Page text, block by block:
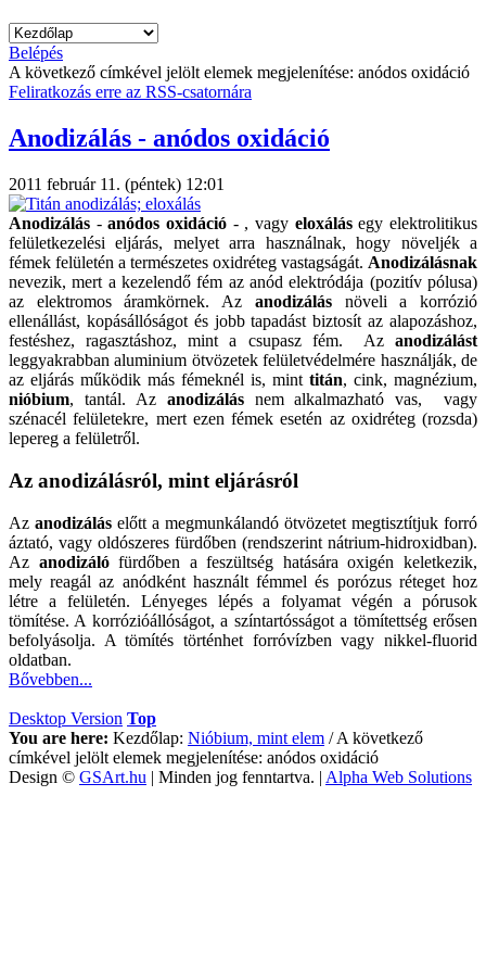
Belépés
A következő címkével jelölt elemek megjelenítése: anódos oxidáció
Feliratkozás erre az RSS-csatornára
Anodizálás - anódos oxidáció
2011 február 11. (péntek) 12:01
Anodizálás -anódos oxidáció - , vagy eloxálásegy elektrolitikus
felületkezelési eljárás, melyet arra használnak, hogy növeljék a
fémek felületén a természetes oxidréteg vastagságát. Anodizálásnak
nevezik, mert a kezelendő fém az anód elektródája (pozitív pólusa)
az elektromos áramkörnek. Az anodizálásnöveli a korrózió
ellenállást, kopásállóságot és jobb tapadást biztosít az alapozáshoz,
festéshez, ragasztáshoz, mint a csupasz fém. Az anodizálást
leggyakrabban aluminium ötvözetek felületvédelmére használják, de
az eljárás működik más fémeknél is, mint titán, cink, magnézium,
nióbium, tantál. Az anodizálásnem alkalmazható vas, vagy
szénacél felületekre, mert ezen fémek esetén az oxidréteg (rozsda)
lepereg a felületről.
Az anodizálásról, mint eljárásról
Az anodizálás előtt a megmunkálandó ötvözetet megtisztítjuk forró
áztató, vagy oldószeres fürdőben (rendszerint nátrium-hidroxidban).
Az anodizálófürdőben a feszültség hatására oxigén keletkezik,
mely reagál az anódként használt fémmel és porózus réteget hoz
létre a felületén. Lényeges lépés a folyamat végén a pórusok
tömítése. A korrózióállóságot, a színtartósságot a tömítettség erősen
befolyásolja. A tömítés történhet forróvízben vagy nikkel-fluorid
oldatban.
Bővebben...
Desktop Version Top
You are here: Kezdőlap: Nióbium, mint elem /A következő
címkével jelölt elemek megjelenítése: anódos oxidáció
Design © GSArt.hu | Minden jog fenntartva. | Alpha Web Solutions